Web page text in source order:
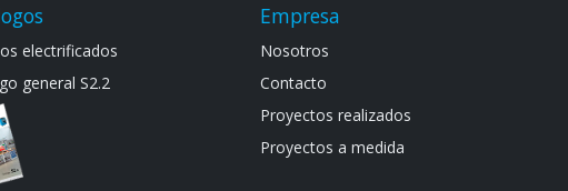
Empresa
Noso​tros
Contacto
Proyectos realizados
Proyectos a medida
electrif​icad​os
general S​2.2